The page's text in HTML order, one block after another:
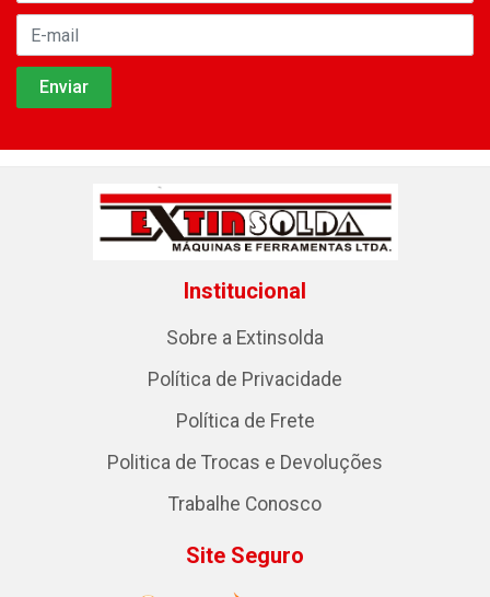
Institucional
Sobre a Extinsolda
Política de Privacidade
Política de Frete
Politica de Trocas e Devoluções
Trabalhe Conosco
Site Seguro